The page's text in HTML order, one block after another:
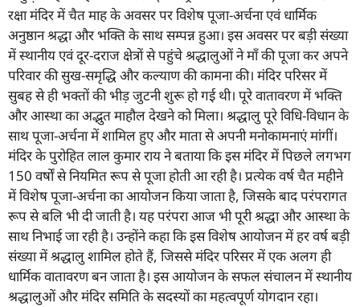
रक्षा मंदिर में चैत माह के अवसर पर विशेष पूजा-अर्चना एवं धार्मिक
अनुष्ठान श्रद्धा और भक्ति के साथ सम्पन्न हुआ। इस अवसर पर बड़ी संख्या
में स्थानीय एवं दूर-दराज क्षेत्रों से पहुंचे श्रद्धालुओं ने माँ की पूजा कर अपने
परिवार की सुख-समृद्धि और कल्याण की कामना की। मंदिर परिसर में
सुबह से ही भक्तों की भीड़ जुटनी शुरू हो गई थी। पूरे वातावरण में भक्ति
और आस्था का अद्भुत माहौल देखने को मिला। श्रद्धालु पूरे विधि-विधान के
साथ पूजा-अर्चना में शामिल हुए और माता से अपनी मनोकामनाएं मांगीं।
मंदिर के पुरोहित लाल कुमार राय ने बताया कि इस मंदिर में पिछले लगभग
150 वर्षों से नियमित रूप से पूजा होती आ रही है। प्रत्येक वर्ष चैत महीने
में विशेष पूजा-अर्चना का आयोजन किया जाता है, जिसके बाद परंपरागत
रूप से बलि भी दी जाती है। यह परंपरा आज भी पूरी श्रद्धा और आस्था के
साथ निभाई जा रही है। उन्होंने कहा कि इस विशेष आयोजन में हर वर्ष बड़ी
संख्या में श्रद्धालु शामिल होते हैं, जिससे मंदिर परिसर में एक अलग ही
धार्मिक वातावरण बन जाता है। इस आयोजन के सफल संचालन में स्थानीय
श्रद्धालुओं और मंदिर समिति के सदस्यों का महत्वपूर्ण योगदान रहा।